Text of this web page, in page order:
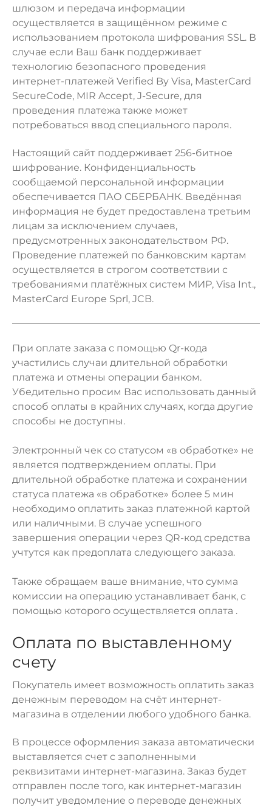
шлюзом и передача информации
осуществляется в защищённом режиме с
использованием протокола шифрования SSL. В
случае если Ваш банк поддерживает
технологию безопасного проведения
интернет-платежей Verified By Visa, MasterCard
SecureCode, MIR Accept, J-Secure, для
проведения платежа также может
потребоваться ввод специального пароля.
Настоящий сайт поддерживает 256-битное
шифрование. Конфиденциальность
сообщаемой персональной информации
обеспечивается ПАО СБЕРБАНК. Введённая
информация не будет предоставлена третьим
лицам за исключением случаев,
предусмотренных законодательством РФ.
Проведение платежей по банковским картам
осуществляется в строгом соответствии с
требованиями платёжных систем МИР, Visa Int.,
MasterCard Europe Sprl, JCB.
При оплате заказа с помощью Qr-кода
участились случаи длительной обработки
платежа и отмены операции банком.
Убедительно просим Вас использовать данный
способ оплаты в крайних случаях, когда другие
способы не доступны.
Электронный чек со статусом «в обработке» не
является подтверждением оплаты. При
длительной обработке платежа и сохранении
статуса платежа «в обработке» более 5 мин
необходимо оплатить заказ платежной картой
или наличными. В случае успешного
завершения операции через QR-код средства
учтутся как предоплата следующего заказа.
Также обращаем ваше внимание, что сумма
комиссии на операцию устанавливает банк, с
помощью которого осуществляется оплата .
Оплата по выставленному
счету
Покупатель имеет возможность оплатить заказ
денежным переводом на счёт интернет-
магазина в отделении любого удобного банка.
В процессе оформления заказа автоматически
выставляется счет с заполненными
реквизитами интернет-магазина. Заказ будет
отправлен после того, как интернет-магазин
получит уведомление о переводе денежных